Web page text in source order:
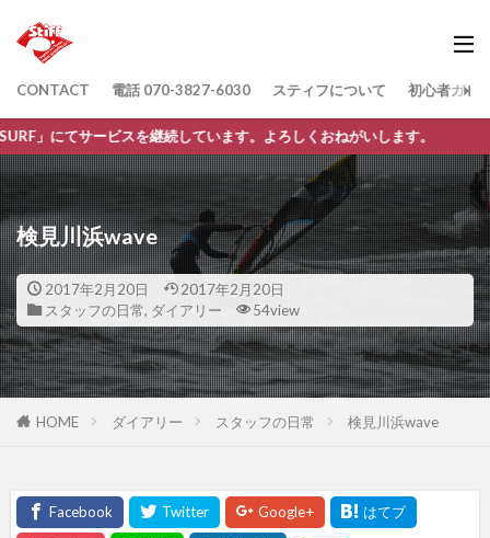
CONTACT 電話 070-3827-6030 スティフについて 初心者ガイ
継続しています。よろしくおねがいします。
検見川浜wave
2017年2月20日
2017年2月20日
スタッフの日常, ダイアリー 54view
HOME ダイアリー スタッフの日常 検見川浜wave